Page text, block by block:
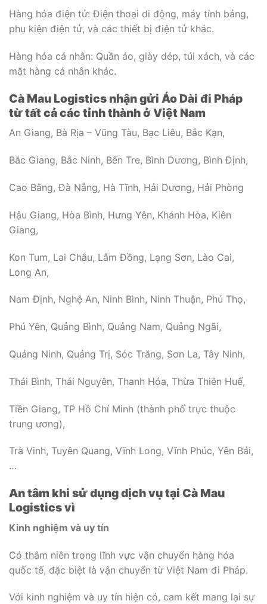
Hàng hóa điện tử: Điện thoại di động, máy tính bảng,
phụ kiện điện tử, và các thiết bị điện tử khác.
Hàng hóa cá nhân: Quần áo, giày dép, túi xách, và các
mặt hàng cá nhân khác.
Cà Mau Logistics nhận gửi Áo Dài đi Pháp
từ tất cả các tỉnh thành ở Việt Nam
An Giang, Bà Rịa – Vũng Tàu, Bạc Liêu, Bắc Kạn,
Bắc Giang, Bắc Ninh, Bến Tre, Bình Dương, Bình Định,
Cao Bằng, Đà Nẵng, Hà Tĩnh, Hải Dương, Hải Phòng
Hậu Giang, Hòa Bình, Hưng Yên, Khánh Hòa, Kiên
Giang,
Kon Tum, Lai Châu, Lâm Đồng, Lạng Sơn, Lào Cai,
Long An,
Nam Định, Nghệ An, Ninh Bình, Ninh Thuận, Phú Thọ,
Phú Yên, Quảng Bình, Quảng Nam, Quảng Ngãi,
Quảng Ninh, Quảng Trị, Sóc Trăng, Sơn La, Tây Ninh,
Thái Bình, Thái Nguyên, Thanh Hóa, Thừa Thiên Huế,
Tiền Giang, TP Hồ Chí Minh (thành phố trực thuộc
trung ương),
Trà Vinh, Tuyên Quang, Vĩnh Long, Vĩnh Phúc, Yên Bái,
…
An tâm khi sử dụng dịch vụ tại Cà Mau
Logistics vì
Kinh nghiệm và uy tín
Có thâm niên trong lĩnh vực vận chuyển hàng hóa
quốc tế, đặc biệt là vận chuyển từ Việt Nam đi Pháp.
Với kinh nghiệm và uy tín hiện có, cam kết mang lại sự